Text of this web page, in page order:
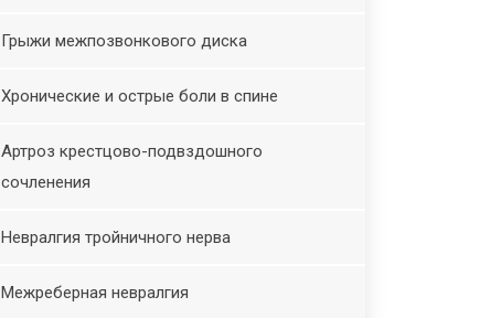
Грыжи межпозвонкового диска
Хронические и острые боли в спине
Артроз крестцово-подвздошного
сочленения
Невралгия тройничного нерва
Межреберная невралгия